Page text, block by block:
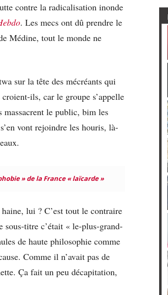
contre la radicalisation inonde
. Les mecs ont dû prendre le
Médine, tout le monde ne
sur la tête des mécréants qui
ils, car le groupe s’appelle
le public, bim les
vont rejoindre les houris, là-
» de la France « laïcarde »
lui ? C’est tout le contraire
sous-titre c’était « le-plus-grand-
de haute philosophie comme
Comme il n’avait pas de
Ça fait un peu décapitation,